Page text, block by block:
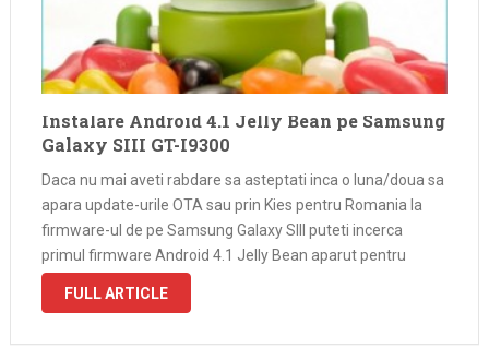
Instalare Android 4.1 Jelly Bean pe Samsung
Galaxy SIII GT-I9300
Daca nu mai aveti rabdare sa asteptati inca o luna/doua sa
apara update-urile OTA sau prin Kies pentru Romania la
firmware-ul de pe Samsung Galaxy SIII puteti incerca
primul firmware Android 4.1 Jelly Bean aparut pentru
Polonia acum cateva zile. Build date-ul este de 21
September …
FULL ARTICLE